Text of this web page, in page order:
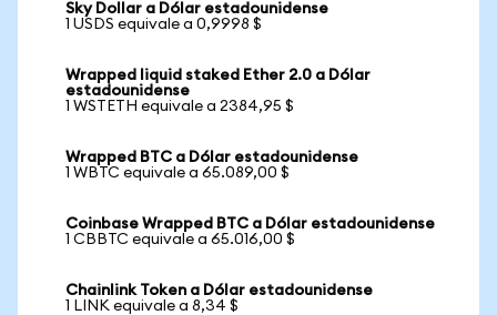
Sky Dollar a Dólar estadounidense
1 USDS equivale a 0,9998 $
Wrapped liquid staked Ether 2.0 a Dólar
estadounidense
1 WSTETH equivale a 2384,95 $
Wrapped BTC a Dólar estadounidense
1 WBTC equivale a 65.089,00 $
Coinbase Wrapped BTC a Dólar estadounidense
1 CBBTC equivale a 65.016,00 $
Chainlink Token a Dólar estadounidense
1 LINK equivale a 8,34 $